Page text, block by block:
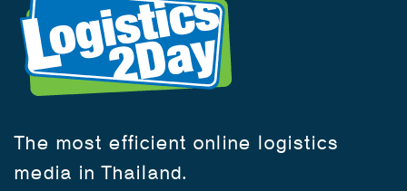
The most efficient online logistics
media in Thailand.